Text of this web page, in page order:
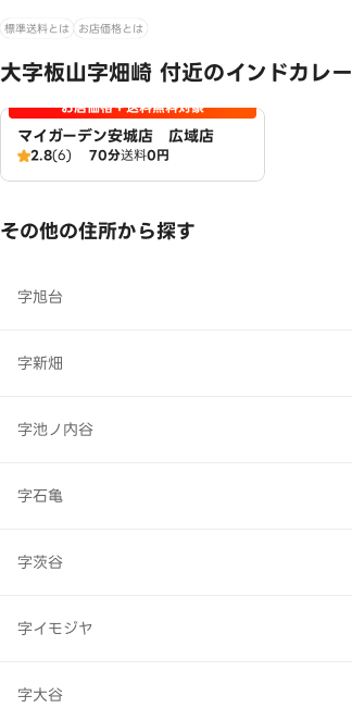
標準送料とは お店価格とは
大字板山字畑崎 付近のインドカレー
お店価格＋送料無料対象
マイガーデン安城店 広域店
2.8(6) 70分送料0円
その他の住所から探す
字旭台
字新畑
字池ノ内谷
字石亀
字茨谷
字イモジヤ
字大谷